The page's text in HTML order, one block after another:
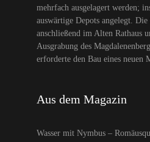
mehrfach ausgelagert werden;
auswärtige Depots angelegt.
anschließend im Alten Rathaus
Ausgrabung des
erforderte den Bau eines neuen
Aus dem Magazin
Wasser mit Nymbus –